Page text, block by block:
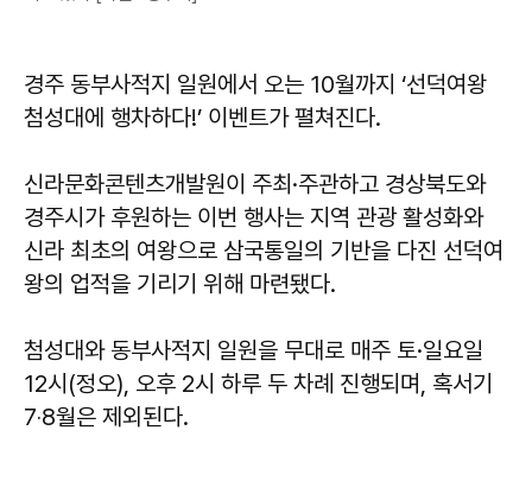
경주 동부사적지 일원에서 오는 10월까지 ‘선덕여왕
첨성대에 행차하다!’ 이벤트가 펼쳐진다.
신라문화콘텐츠개발원이 주최·주관하고 경상북도와
경주시가 후원하는 이번 행사는 지역 관광 활성화와
신라 최초의 여왕으로 삼국통일의 기반을 다진 선덕여
왕의 업적을 기리기 위해 마련됐다.
첨성대와 동부사적지 일원을 무대로 매주 토·일요일
12시(정오), 오후 2시 하루 두 차례 진행되며, 혹서기
7‧8월은 제외된다.